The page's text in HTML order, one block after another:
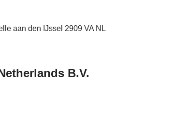
aan den IJssel 2909 VA NL
B.V.